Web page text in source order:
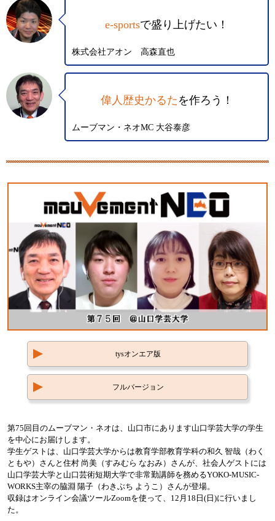
e-sportsで盛り上げたい！
株式会社アオン 高森直也
偉人歴史かるた を作ろう！
ムーブマン・ネオMC 大谷泰彦
tysオンエア版
フルバージョン
第75回目のムーブマン・ネオは、山口市にあります山口学芸大学の学生
を中心にお届けします。
学生ゲストは、山口学芸大学からは教育学部教育学科の和久 智哉（わく
ともや）さんと住村 尚美（すみむら なおみ）さんが、社会人ゲストには
山口学芸大学と山口芸術短期大学で非常勤講師を務めるYOKO-MUSIC-
WORKS主宰の脇淵 陽子（わきぶち ようこ）さんが登場。
収録はオンライン会議ツールZoomを使って、12月18日(日)に行いまし
た。